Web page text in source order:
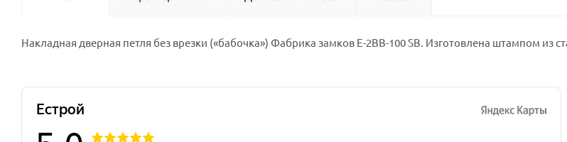
Накладная дверная петля без врезки («бабочка») Фабрика замков E-2BB-100 SB. Изготовлена штампом из